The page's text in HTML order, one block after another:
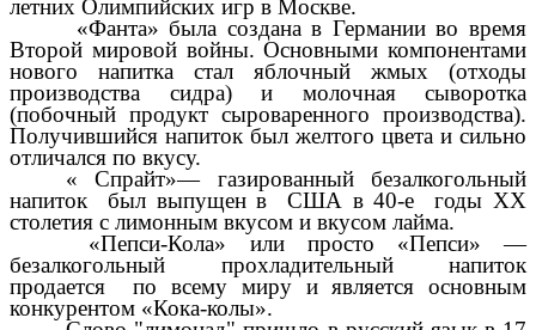
летних Олимпийских игр в Москве.
«Фанта» была создана в Германии во время
Второй мировой войны. Основными компонентами
нового напитка стал яблочный жмых (отходы
производства сидра) и молочная сыворотка
(побочный продукт сыроваренного производства).
Получившийся напиток был желтого цвета и сильно
отличался по вкусу.
« Спрайт»— газированный безалкогольный
напиток был выпущен в США в 40-е годы XX
столетия с лимонным вкусом и вкусом лайма.
«Пепси-Кола» или просто «Пепси» —
безалкогольный прохладительный напиток
продается по всему миру и является основным
конкурентом «Кока-колы».